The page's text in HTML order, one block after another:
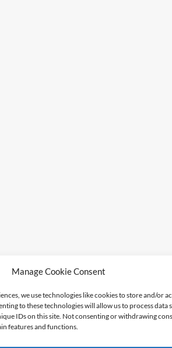
Manage Cookie Consent
we use technologies like cookies to store and/or
to these technologies will allow us to process data
IDs on this site. Not consenting or withdrawing
features and functions.